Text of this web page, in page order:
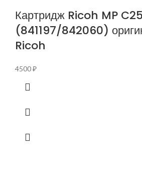
Картридж Ricoh MP
(841197/842060)
Ricoh
4500₽